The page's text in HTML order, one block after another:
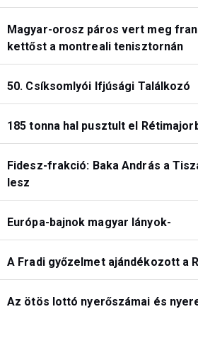
Magyar-orosz páros vert meg
kettőst a montreali tenisztornán
50. Csíksomlyói Ifjúsági Találkozó
185 tonna hal pusztult el
Fidesz-frakció: Baka András a
lesz
Európa-bajnok magyar lányok-
A Fradi győzelmet ajándékozott a
Az ötös lottó nyerőszámai és